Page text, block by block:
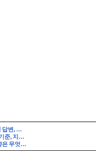
2026 간호직 공무원 면접후기 기출 50선 답변, 실제 면접 8인의 후기 - 해피썸
2026 민생지원금 4차 지급 대상과 신청 기준, 지금 확인해야 할 핵심 조건
SK하이닉스 공장 매각, 이유와 주가 영향은 무엇일까? 투자자가 먼저 볼 기준